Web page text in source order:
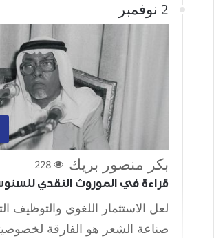
2 نوفمبر
بكر منصور بريك 228
قراءة في الموروث النقدي
لعل الاستثمار اللغوي والتوظيف
صناعة الشعر هو الفارقة